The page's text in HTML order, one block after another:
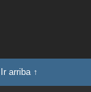
Ir arriba ↑